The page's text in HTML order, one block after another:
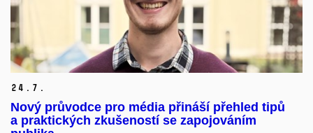
24. 7.
Nový průvodce pro média přináší přehled tipů
a praktických zkušeností se zapojováním